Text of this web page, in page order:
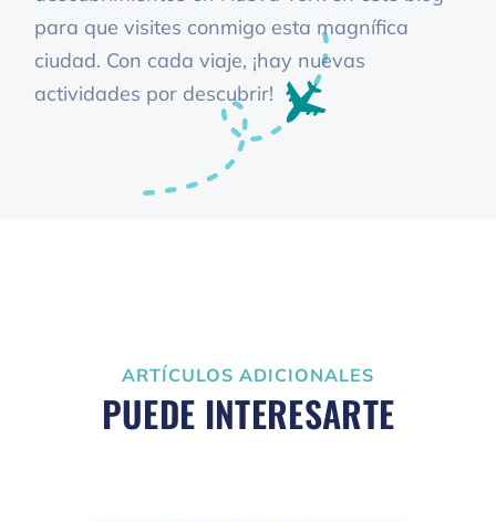
para que visites conmigo esta magnífica
ciudad. Con cada viaje, ¡hay nuevas
actividades por descubrir!
ARTÍCULOS ADICIONALES
PUEDE INTERESARTE